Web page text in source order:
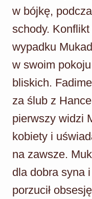
w bójkę,
schody.
wypadku
w swoim
bliskich.
za ślub z
pierwszy widzi
kobiety i
na zawsze.
dla dobra syna i
porzucił